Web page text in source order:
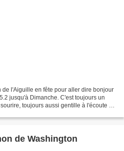
de l'Aiguille en fête pour aller dire bonjour
jusqu'à Dimanche. C'est toujours un
toujours aussi gentille à l'écoute de
de Washington